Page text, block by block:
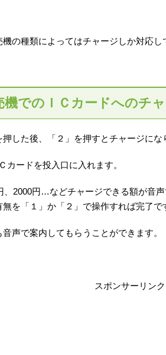
の種類によってはチャージしか対応し
機でのＩＣカードへのチ
押した後、「２」を押すとチャージにな
カードを投入口に入れます。
、2000円…などチャージできる額が音
無を「１」か「２」で操作すれば完了で
声で案内してもらうことができます。
スポンサーリンク